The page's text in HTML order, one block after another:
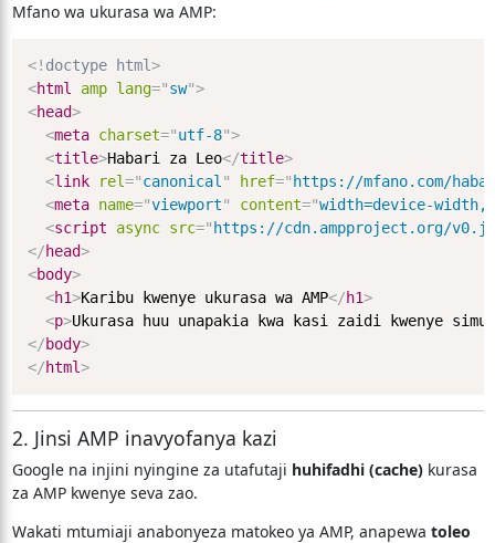
Mfano wa ukurasa wa AMP:
<! doctype html>
<html amp lang="sw">
<head>
<meta charset="utf-8">
<title>Habari za Leo</title>
<link rel="canonical " href=" https://mfano.com/
<meta name="viewport" content="width=device-
<script async src=" https://cdn.ampproject.org/v0.js
</head>
<body>
<h1>Karibu kwenye ukurasa wa AMP</h1>
<p>Ukurasa huu unapakia kwa kasi zaidi kwenye simu.
</body>
</html>
2. Jinsi AMP inavyofanya kazi
Google na injini nyingine za utafutaji huhifadhi (cache)kurasa
za AMP kwenye seva zao.
Wakati mtumiaji anabonyeza matokeo ya AMP, anapewa toleo